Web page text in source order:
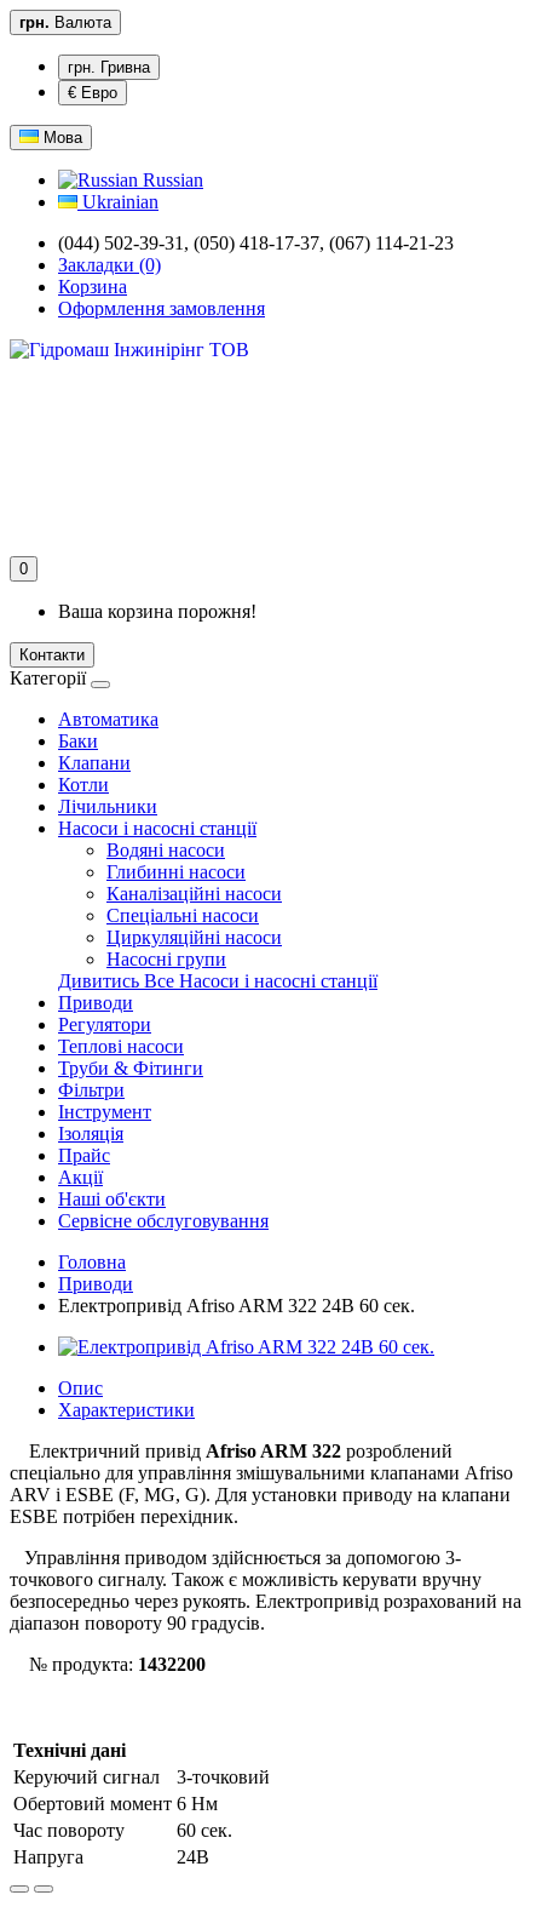
грн. Валюта
грн. Гривна
€ Евро
Мова
Russian
Ukrainian
(044) 502-39-31, (050) 418-17-37, (067) 114-21-23
Закладки (0)
Корзина
Оформлення замовлення
0
Ваша корзина порожня!
Контакти
Категорії
Автоматика
Баки
Клапани
Котли
Лічильники
Насоси і насосні станції
Водяні насоси
Глибинні насоси
Каналізаційні насоси
Спеціальні насоси
Циркуляційні насоси
Насосні групи
Дивитись Все Насоси і насосні станції
Приводи
Регулятори
Теплові насоси
Труби & Фітинги
Фільтри
Інструмент
Ізоляція
Прайс
Акції
Наші об'єкти
Сервісне обслуговування
Головна
Приводи
Електропривід Afriso ARM 322 24В 60 сек.
Опис
Характеристики
Електричний привід Afriso ARM 322 розроблений
спеціально для управління змішувальними клапанами Afriso
ARV і ESBE (F, MG, G). Для установки приводу на клапани
ESBE потрібен перехідник.
Управління приводом здійснюється за допомогою 3-
точкового сигналу. Також є можливість керувати вручну
безпосередньо через рукоять. Електропривід розрахований на
діапазон повороту 90 градусів.
№ продукта: 1432200
Технічні дані
Керуючий сигнал
3-точковий
Обертовий момент 6 Нм
Час повороту
60 сек.
Напруга
24B